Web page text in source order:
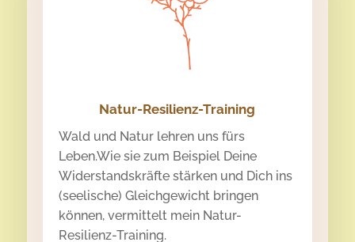
Natur-Resilienz-Training
Wald und Natur lehren uns fürs
Leben.Wie sie zum Beispiel Deine
Widerstandskräfte stärken und Dich ins
(seelische) Gleichgewicht bringen
können, vermittelt mein Natur-
Resilienz-Training.